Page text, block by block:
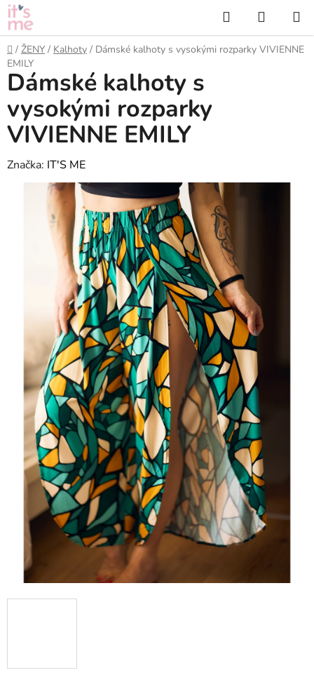
Přejít
na
obsah
Hledat
KOŠÍK
Domů
/ ŽENY / Kalhoty / Dámské kalhoty s vysokými rozparky VIVIENNE
EMILY
Dámské kalhoty s
vysokými rozparky
VIVIENNE EMILY
Značka: IT'S ME